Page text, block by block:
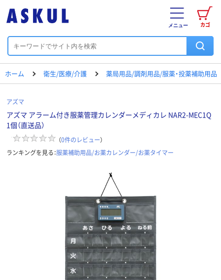
カゴ
メニュー
ホーム 衛生/医療/介護 薬局用品/調剤用品/服薬・投薬補助用品
アズマ
アズマ アラーム付き服薬管理カレンダーメディカレ NAR2-MEC1Q
1個（直送品）
（0件のレビュー）
ランキングを見る：服薬補助用品/お薬カレンダー/お薬タイマー